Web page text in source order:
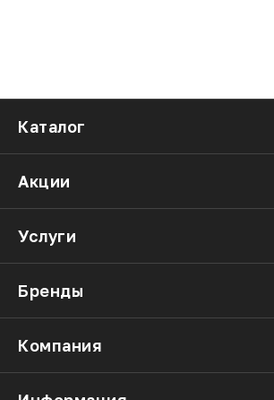
Каталог
Акции
Услуги
Бренды
Компания